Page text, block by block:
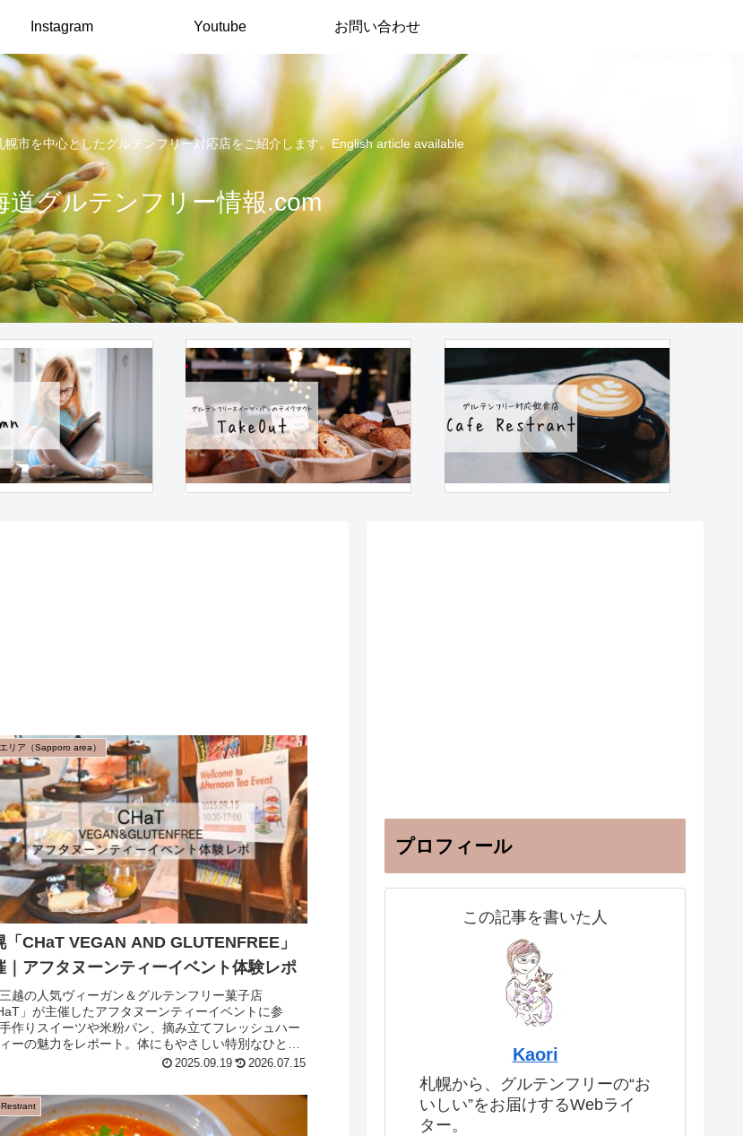
市を中心としたグルテンフリー対応店をご紹介します。English article available
道グルテンフリー情報.com
Instagram Youtube お問い合わせ
リア（Sapporo area）
「CHaT VEGAN AND GLUTENFREE」
｜アフタヌーンティーイベント体験レポ
越の人気ヴィーガン＆グルテンフリー菓子店
」が主催したアフタヌーンティーイベントに参
作りスイーツや米粉パン、摘み立てフレッシュハー
ーの魅力をレポート。体にもやさしい特別なひとと
2025.09.19 2026.07.15
プロフィール
この記事を書いた人
Kaori
札幌から、グルテンフリーの“お
いしい”をお届けするWebライ
ター。